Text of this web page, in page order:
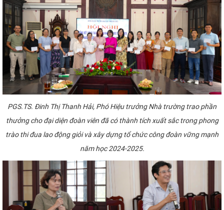
PGS.TS. Đinh Thị Thanh Hải, Phó Hiệu trưởng Nhà trường trao phần
thưởng cho đại diện đoàn viên đã có thành tích xuất sắc trong phong
trào thi đua lao động giỏi và xây dựng tổ chức công đoàn vững mạnh
năm học 2024-2025.